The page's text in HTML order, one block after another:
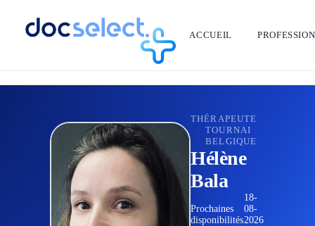
ACCUEIL
RETOUR À L'ANNUAIRE
THÉRAPEUTE
·
TOURNAI
·
BELGIQUE
Hélène
Bala
Prochaines
disponibilités
18-
08-
2026